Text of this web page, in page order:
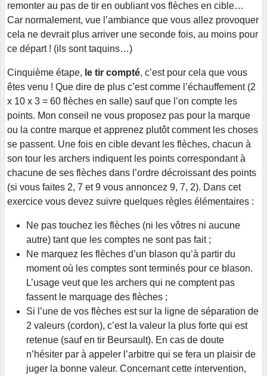
remonter au pas de tir en oubliant vos flèches en cible…
Car normalement, vue l’ambiance que vous allez provoquer
cela ne devrait plus arriver une seconde fois, au moins pour
ce départ ! (ils sont taquins…)
Cinquième étape, le tir compté, c’est pour cela que vous
êtes venu ! Que dire de plus c’est comme l’échauffement (2
x 10 x 3 = 60 flèches en salle) sauf que l’on compte les
points. Mon conseil ne vous proposez pas pour la marque
ou la contre marque et apprenez plutôt comment les choses
se passent. Une fois en cible devant les flèches, chacun à
son tour les archers indiquent les points correspondant à
chacune de ses flèches dans l’ordre décroissant des points
(si vous faites 2, 7 et 9 vous annoncez 9, 7, 2). Dans cet
exercice vous devez suivre quelques règles élémentaires :
Ne pas touchez les flèches (ni les vôtres ni aucune
autre) tant que les comptes ne sont pas fait ;
Ne marquez les flèches d’un blason qu’à partir du
moment où les comptes sont terminés pour ce blason.
L’usage veut que les archers qui ne comptent pas
fassent le marquage des flèches ;
Si l’une de vos flèches est sur la ligne de séparation de
2 valeurs (cordon), c’est la valeur la plus forte qui est
retenue (sauf en tir Beursault). En cas de doute
n’hésiter par à appeler l’arbitre qui se fera un plaisir de
juger la bonne valeur. Concernant cette intervention,